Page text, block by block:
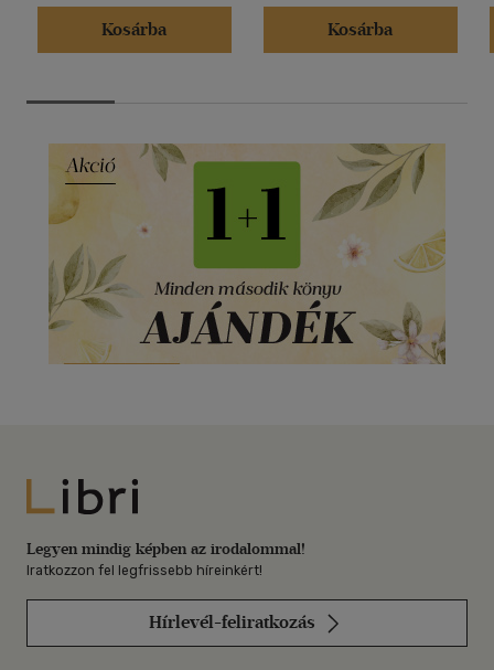
Kosárba
Kosárba
Libri
Legyen mindig képben az irodalommal!
Iratkozzon fel legfrissebb híreinkért!
Hírlevél-feliratkozás